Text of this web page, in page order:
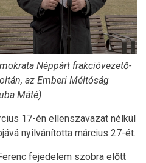
Néppárt frakcióvezető-
az Emberi Méltóság
Máté)
17-én ellenszavazat nélkül
nyilvánította március 27-ét.
fejedelem szobra előtt